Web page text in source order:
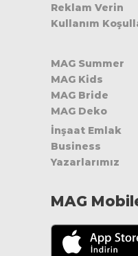
Reklam Verin
Kullanım
MAG Summer
MAG Kids
MAG Bride
MAG Deko
İnşaat Emlak
Business
Yazarlarımız
MAG